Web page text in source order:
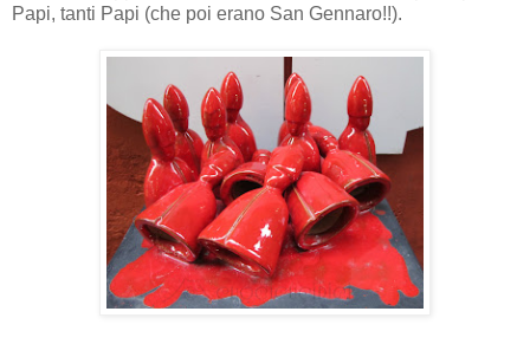
Papi, tanti Papi (che poi erano San Gennaro!!).